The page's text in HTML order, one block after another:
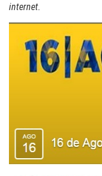
internet.